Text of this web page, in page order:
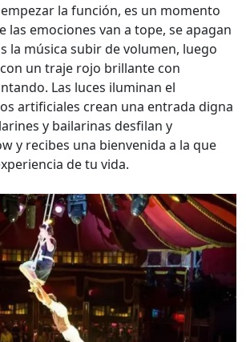
la función, es un momento
las emociones van a tope, se apagan
la música subir de volumen, luego
un traje rojo brillante con
Las luces iluminan el
artificiales crean una entrada digna
y bailarinas desfilan y
y recibes una bienvenida a la que
de tu vida.